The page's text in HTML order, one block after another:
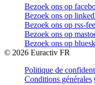
Bezoek ons op
Bezoek ons op
Bezoek ons op rss-
Bezoek ons op
Bezoek ons op
© 2026 Euractiv FR
Politique de
Conditions générales